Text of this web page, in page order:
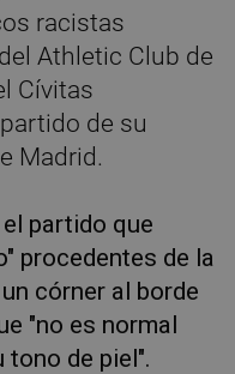
racistas
Athletic Club de
Cívitas
de su
Madrid.
partido que
procedentes de la
córner al borde
"no es normal
de piel".